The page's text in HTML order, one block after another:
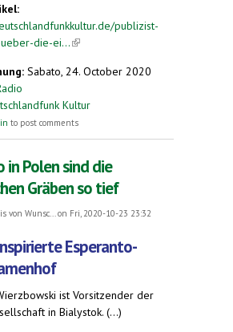
publizist-
die-ei...(link is external)
Sabato, 24. October 2020
Kultur
die eindeutige Seele von Plansprachen
to post comments
in Polen sind die
Gräben so tief
von Wunsc... on Fri, 2020-10-23 23:32
Esperanto-
ist Vorsitzender der
in Bialystok. (...)